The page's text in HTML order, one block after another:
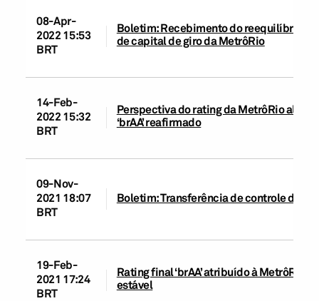
08-Apr-
2022 15:53
BRT
Boletim: Recebimento do reequilíbrio
de capital de giro da MetrôRio
14-Feb-
2022 15:32
BRT
Perspectiva do rating da MetrôRio
‘brAA’ reafirmado
09-Nov-
2021 18:07
BRT
Boletim: Transferência de controle da
19-Feb-
2021 17:24
BRT
Rating final ‘brAA’ atribuído à MetrôRio
estável